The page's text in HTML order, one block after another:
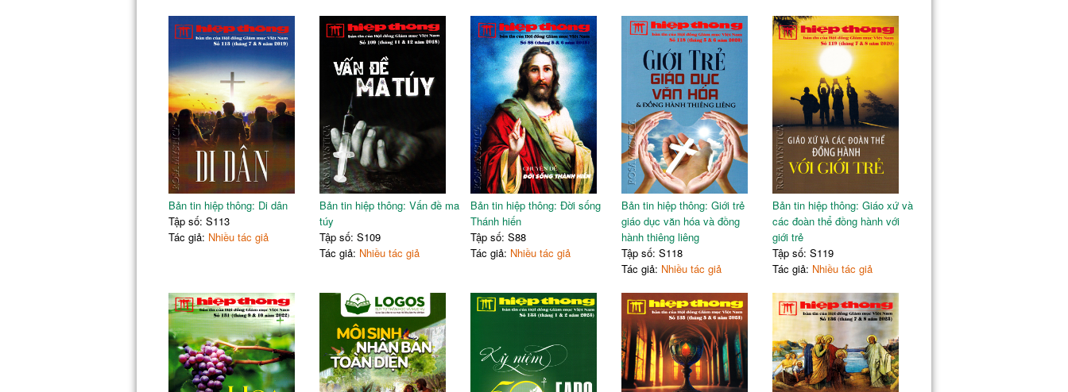
Bản tin hiệp thông: Di dân
Tập số: S113
Tác giả: Nhiều tác giả
Bản tin hiệp thông: Vấn đề ma
túy
Tập số: S109
Tác giả: Nhiều tác giả
Bản tin hiệp thông: Đời sống
Thánh hiến
Tập số: S88
Tác giả: Nhiều tác giả
Bản tin hiệp thông: Giới trẻ
giáo dục văn hóa và đồng
hành thiêng liêng
Tập số: S118
Tác giả: Nhiều tác giả
Bản tin hiệp thông: Giáo xứ và
các đoàn thể đồng hành với
giới trẻ
Tập số: S119
Tác giả: Nhiều tác giả